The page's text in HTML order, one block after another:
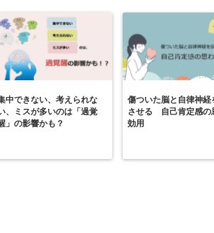
中できない、考えられな
、ミスが多いのは「過覚
」の影響かも？
傷ついた脳と自律神経
させる 自己肯定感の
効用